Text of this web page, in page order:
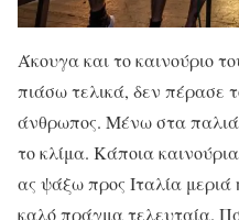
Άκουγα και το καινούριο
πιάσω τελικά, δεν πέρασε
άνθρωπος. Μένω στα
το κλίμα. Κάποια
ας ψάξω προς Ιταλία
καλό πράγμα τελευταία.